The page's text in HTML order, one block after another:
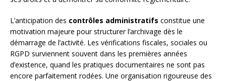
L’anticipation des contrôles administratifs constitue une
motivation majeure pour structurer l’archivage dès le
démarrage de l’activité. Les vérifications fiscales, sociales ou
RGPD surviennent souvent dans les premières années
d’existence, quand les pratiques documentaires ne sont pas
encore parfaitement rodées. Une organisation rigoureuse des